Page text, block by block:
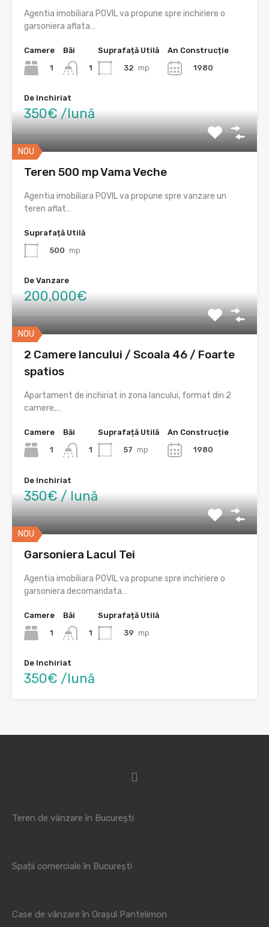
Agentia imobiliara POVIL va propune spre inchiriere o
garsoniera aflata…
Camere
1
Băi
1
Suprafață Utilă
32 mp
An Construcție
1980
De Inchiriat
350€ /lună
NOU
Teren 500 mp Vama Veche
Agentia imobiliara POVIL va propune spre vanzare un
teren aflat…
Suprafață Utilă
500 mp
De Vanzare
200,000€
NOU
2 Camere Iancului / Scoala 46 / Foarte
spatios
Apartament de inchiriat in zona Iancului, format din 2
camere,…
Camere
1
Băi
1
Suprafață Utilă
57 mp
An Construcție
1980
De Inchiriat
350€ / lună
NOU
Garsoniera Lacul Tei
Agentia imobiliara POVIL va propune spre inchiriere o
garsoniera decomandata…
Camere
1
Băi
1
Suprafață Utilă
39 mp
De Inchiriat
350€ /lună
Teren de vânzare în București
Spații comerciale în București
Case de vânzare în Orașul Pantelimon